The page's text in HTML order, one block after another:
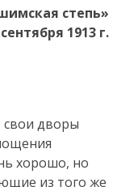
степь»
1913 г.
дворы
хорошо, но
из того же